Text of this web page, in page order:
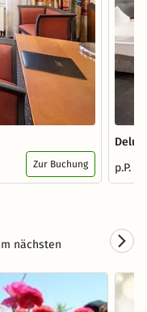
Zur Buchung
p.P.
nächsten